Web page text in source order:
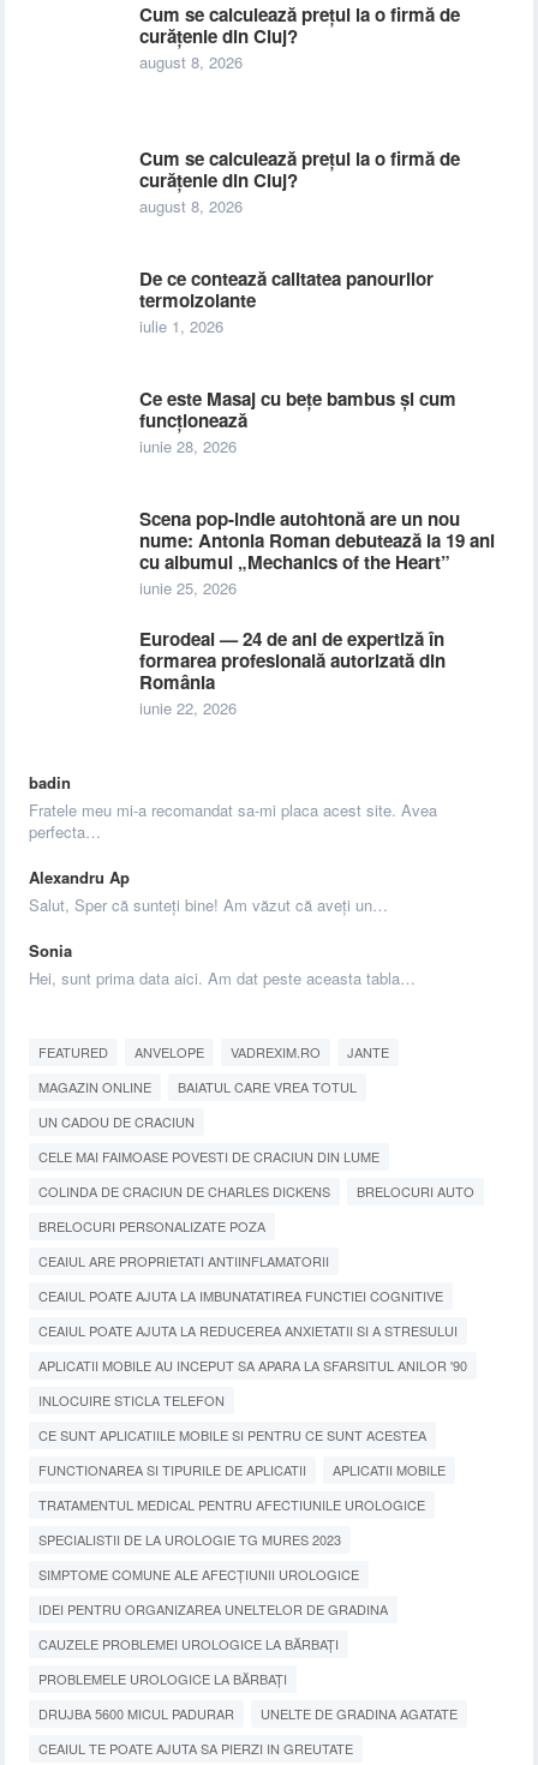
Cum se calculează prețul la o firmă de
curățenie din Cluj?
august 8, 2026
Cum se calculează prețul la o firmă de
curățenie din Cluj?
august 8, 2026
De ce contează calitatea panourilor
termoizolante
iulie 1, 2026
Ce este Masaj cu bețe bambus și cum
funcționează
iunie 28, 2026
Scena pop-indie autohtonă are un nou
nume: Antonia Roman debutează la 19 ani
cu albumul „Mechanics of the Heart”
iunie 25, 2026
Eurodeal — 24 de ani de expertiză în
formarea profesională autorizată din
România
iunie 22, 2026
badin
Fratele meu mi-a recomandat sa-mi placa acest site. Avea
perfecta…
Alexandru Ap
Salut, Sper că sunteți bine! Am văzut că aveți un…
Sonia
Hei, sunt prima data aici. Am dat peste aceasta tabla…
FEATURED ANVELOPE VADREXIM.RO
JANTE
MAGAZIN ONLINE
BAIATUL CARE VREA TOTUL
UN CADOU DE CRACIUN
CELE MAI FAIMOASE POVESTI DE CRACIUN DIN LUME
COLINDA DE CRACIUN DE CHARLES DICKENS
BRELOCURI AUTO
BRELOCURI PERSONALIZATE POZA
CEAIUL ARE PROPRIETATI ANTIINFLAMATORII
CEAIUL POATE AJUTA LA IMBUNATATIREA FUNCTIEI COGNITIVE
CEAIUL POATE AJUTA LA REDUCEREA ANXIETATII SI A STRESULUI
APLICATII MOBILE AU INCEPUT SA APARA LA SFARSITUL ANILOR '90
INLOCUIRE STICLA TELEFON
CE SUNT APLICATIILE MOBILE SI PENTRU CE SUNT ACESTEA
FUNCTIONAREA SI TIPURILE DE APLICATII
APLICATII MOBILE
TRATAMENTUL MEDICAL PENTRU AFECTIUNILE UROLOGICE
SPECIALISTII DE LA UROLOGIE TG MURES 2023
SIMPTOME COMUNE ALE AFECȚIUNII UROLOGICE
IDEI PENTRU ORGANIZAREA UNELTELOR DE GRADINA
CAUZELE PROBLEMEI UROLOGICE LA BĂRBAȚI
PROBLEMELE UROLOGICE LA BĂRBAȚI
DRUJBA 5600 MICUL PADURAR
UNELTE DE GRADINA AGATATE
CEAIUL TE POATE AJUTA SA PIERZI IN GREUTATE